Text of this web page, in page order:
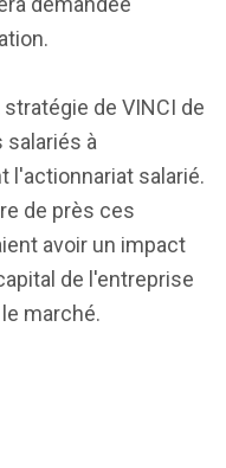
de VINCI de
à
l'actionnariat salarié.
de près ces
avoir un impact
de l'entreprise
marché.